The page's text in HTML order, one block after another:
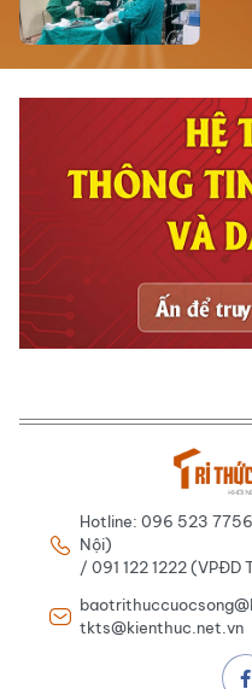
Hotline: 096 523
Nội)
/ 091 122 1222 (VPĐD
tkts@kienthuc.net.vn